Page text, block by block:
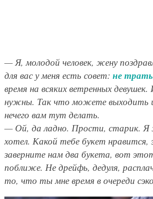
— Я, молодой человек, жену
для вас у меня есть совет: не
время на всяких ветренных
нужны. Так что можете выходить
нечего вам тут делать.
— Ой, да ладно. Прости, старик.
хотел. Какой тебе букет
заверните нам два букета, вот
поближе. Не дрейфь, дедуля,
то, что ты мне время в очереди